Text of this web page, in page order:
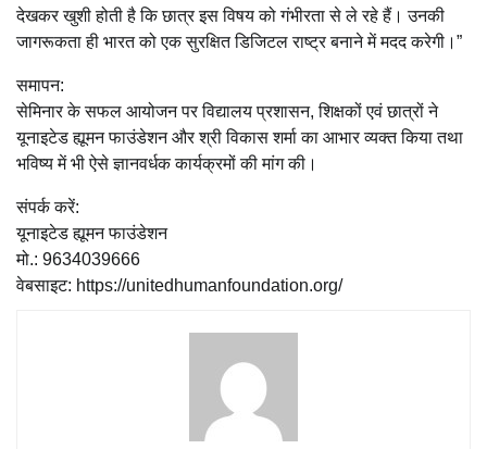
देखकर खुशी होती है कि छात्र इस विषय को गंभीरता से ले रहे हैं। उनकी
जागरूकता ही भारत को एक सुरक्षित डिजिटल राष्ट्र बनाने में मदद करेगी।”
समापन:
सेमिनार के सफल आयोजन पर विद्यालय प्रशासन, शिक्षकों एवं छात्रों ने
यूनाइटेड ह्यूमन फाउंडेशन और श्री विकास शर्मा का आभार व्यक्त किया तथा
भविष्य में भी ऐसे ज्ञानवर्धक कार्यक्रमों की मांग की।
संपर्क करें:
यूनाइटेड ह्यूमन फाउंडेशन
मो.: 9634039666
वेबसाइट: https://unitedhumanfoundation.org/